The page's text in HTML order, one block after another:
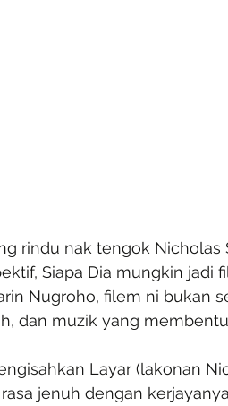
rindu nak tengok
Siapa Dia mungkin
Nugroho, filem ni bukan
dan muzik yang
Layar (lakonan
jenuh dengan